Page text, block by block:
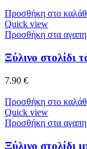
Προσθήκη στο
Quick view
Προσθήκη στα
Ξύλινο στολίδι
7.90 €
Προσθήκη στο
Quick view
Προσθήκη στα
Ξύλινο στολίδι